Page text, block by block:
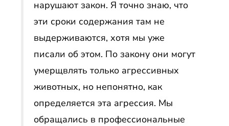
нарушают закон. Я точно знаю, что
эти сроки содержания там не
выдерживаются, хотя мы уже
писали об этом. По закону они могут
умерщвлять только агрессивных
животных, но непонятно, как
определяется эта агрессия. Мы
обращались в профессиональные